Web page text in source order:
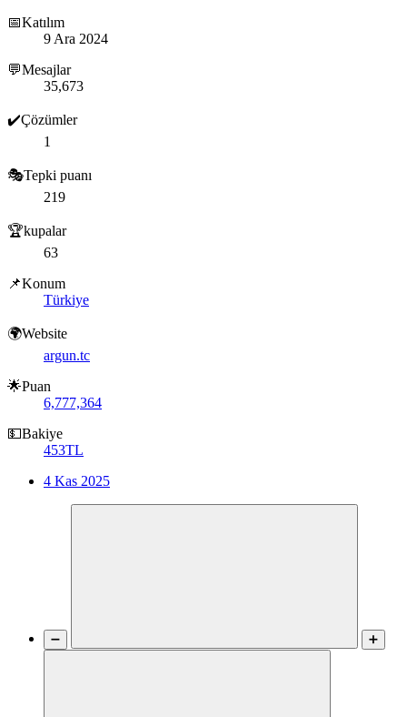
📅Katılım
9 Ara 2024
💬Mesajlar
35,673
✔️Çözümler
1
🎭Tepki puanı
219
🏆kupalar
63
📌Konum
Türkiye
🌍Website
argun.tc
🌟Puan
6,777,364
💵Bakiye
453TL
4 Kas 2025
➖ ➕